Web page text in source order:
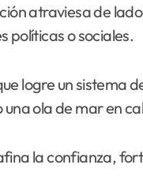
atraviesa de
políticas o sociales.
logre un sistema
ola de mar en
la confianza,